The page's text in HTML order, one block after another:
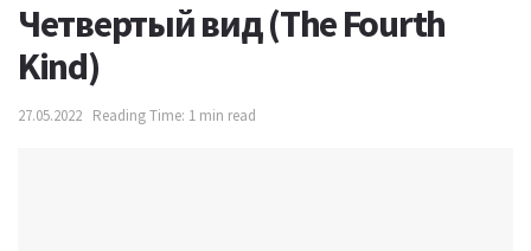
Четвертый вид (The Fourth
Kind)
27.05.2022 Reading Time: 1 min read